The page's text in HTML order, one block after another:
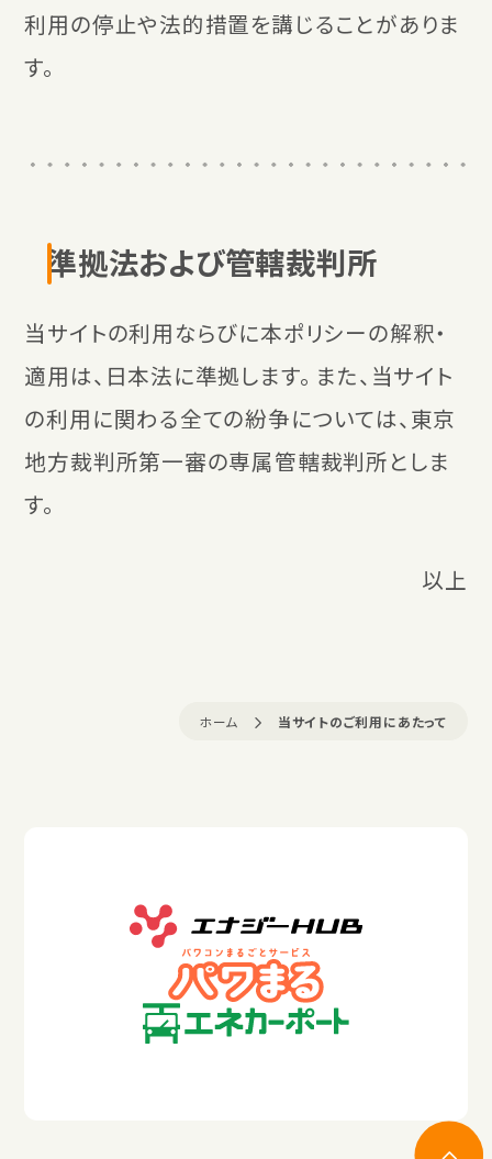
利用の停止や法的措置を講じることがありま
す。
準拠法および管轄裁判所
当サイトの利用ならびに本ポリシーの解釈・
適用は、日本法に準拠します。 また、当サイト
の利用に関わる全ての紛争については、東京
地方裁判所第一審の専属管轄裁判所としま
す。
以上
ホーム 当サイトのご利用にあたって